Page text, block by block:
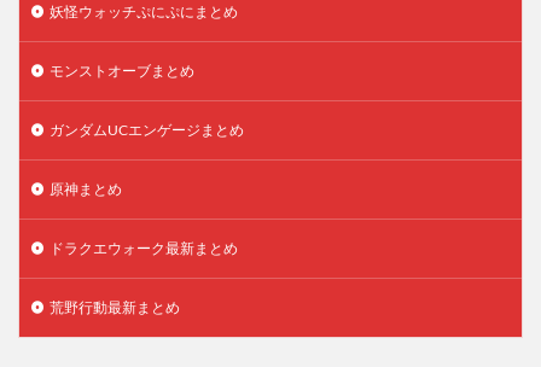
妖怪ウォッチぷにぷにまとめ
モンストオーブまとめ
ガンダムUCエンゲージまとめ
原神まとめ
ドラクエウォーク最新まとめ
荒野行動最新まとめ